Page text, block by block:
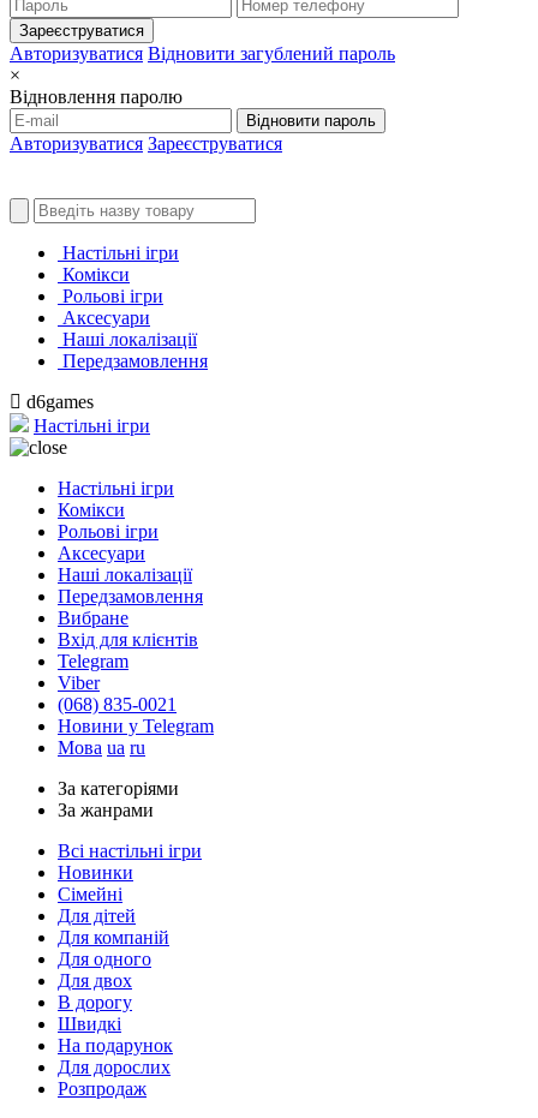
Зареєструватися
Авторизуватися Відновити загублений пароль
×
Відновлення паролю
Відновити пароль
Авторизуватися Зареєструватися
Настільні ігри
Комікси
Рольові ігри
Аксесуари
Наші локалізації
Передзамовлення
d6games
Настільні ігри
Настільні ігри
Комікси
Рольові ігри
Аксесуари
Наші локалізації
Передзамовлення
Вибране
Вхід для клієнтів
Telegram
Viber
(068) 835-0021
Новини у Telegram
Мова ua ru
За категоріями
За жанрами
Всі настільні ігри
Новинки
Сімейні
Для дітей
Для компаній
Для одного
Для двох
В дорогу
Швидкі
На подарунок
Для дорослих
Розпродаж